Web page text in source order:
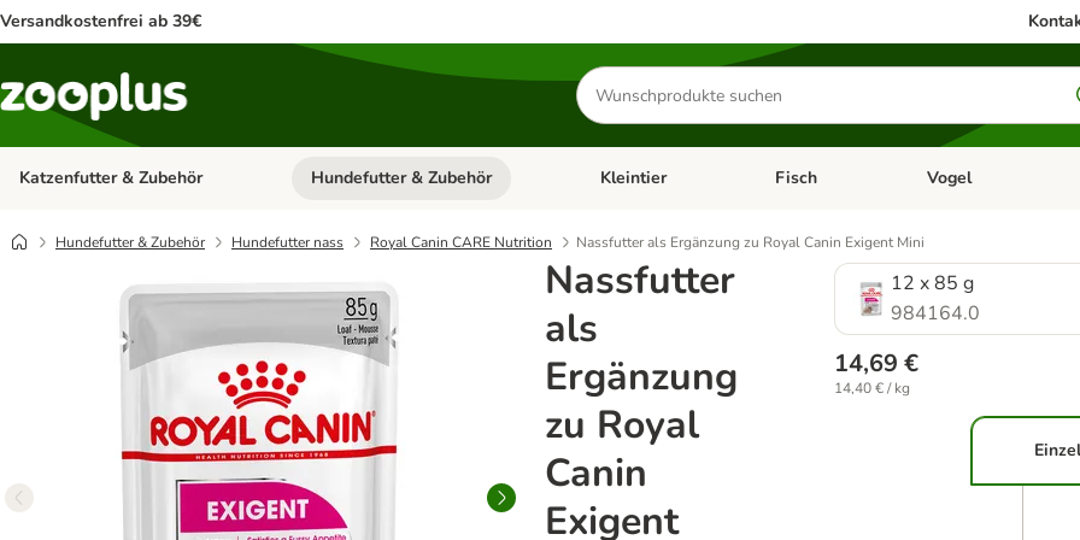
Versandkostenfrei ab 39€
Produkte
suchen
Katzenfutter & Zubehör Kategorie-Menü öffnen: Katzenfutter & Zubehör
Hundefutter & Zubehör Kategorie-Menü öffnen: Hundefutter & Zubehör
Kleintier Kategorie-Menü öffnen: Kleintier
Fisch Kategorie-Menü
Vogel
Hundefutter & Zubehör Hundefutter nass Royal Canin CARE Nutrition Nassfutter als Ergänzung zu Royal Canin Exigent Mini
Nassfutter
als
Ergänzung
zu Royal
Canin
Exigent
12 x 85 g
984164.0
14,69 €
14,40 € / kg